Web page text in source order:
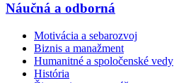
Náučná a odborná
Motivácia a sebarozvoj
Biznis a manažment
Humanitné a spoločenské vedy
História